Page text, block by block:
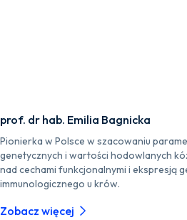
prof. dr hab. Emilia Bagnicka
Pionierka w Polsce w szacowaniu
genetycznych i wartości hodowlanych
nad cechami funkcjonalnymi i ekspresją
immunologicznego u krów.
Zobacz więcej